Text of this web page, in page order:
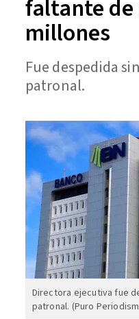
faltante de
millones
Fue despedida
patronal.
Directora ejecutiva fue
patronal. (Puro